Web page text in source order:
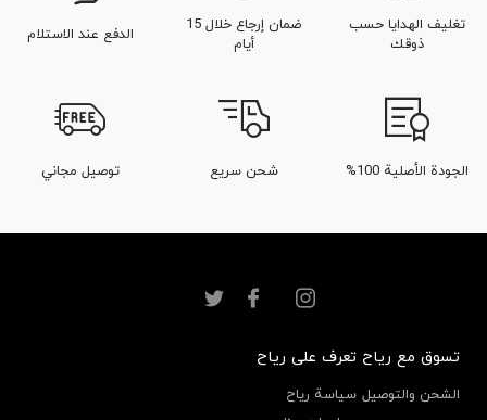
تغليف الهدايا حسب
ذوقك
ضمان إرجاع خلال 15
أيام
الدفع عند الاستلام
الجودة الأصلية 100% شحن سريع توصيل مجاني
تسوق مع رياح
الشحن والتوصيل
تعرف على رياح
سياسة رياح